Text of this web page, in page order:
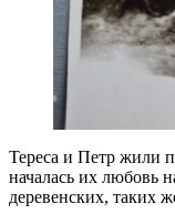
Тереса и Петр жили
началась их любовь
деревенских, таких